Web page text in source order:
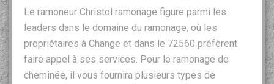
Le ramoneur Christol ramonage figure parmi les
leaders dans le domaine du ramonage, où les
propriétaires à Change et dans le 72560 préfèrent
faire appel à ses services. Pour le ramonage de
cheminée, il vous fournira plusieurs types de